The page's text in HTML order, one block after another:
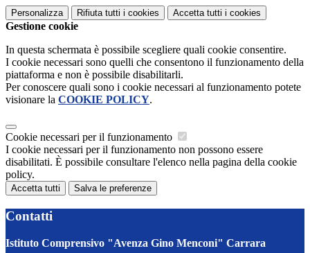
Personalizza Rifiuta tutti i cookies Accetta tutti i cookies
Gestione cookie
In questa schermata è possibile scegliere quali cookie consentire.
I cookie necessari sono quelli che consentono il funzionamento della
piattaforma e non è possibile disabilitarli.
Per conoscere quali sono i cookie necessari al funzionamento potete
visionare la COOKIE POLICY.
Cookie necessari per il funzionamento
I cookie necessari per il funzionamento non possono essere
disabilitati. È possibile consultare l'elenco nella pagina della cookie
policy.
Accetta tutti Salva le preferenze
Contatti
Istituto Comprensivo "Avenza Gino Menconi" Carrara